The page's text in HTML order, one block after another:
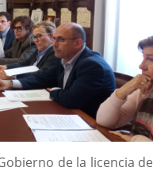
de la licencia de